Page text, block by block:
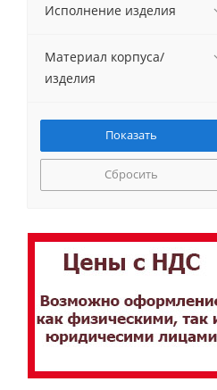
Исполнение изделия
Материал корпуса/
изделия
Сбросить